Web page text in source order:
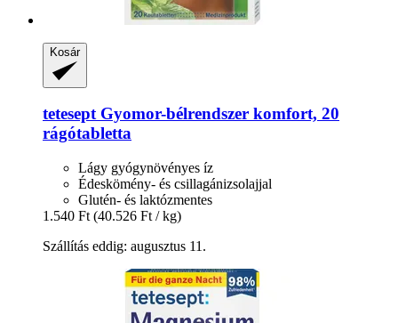
Kosár
teteseptGyomor-​bélrendszer komfort, 20
rágótabletta
Lágy gyógynövényes íz
Édeskömény- és csillagánizsolajjal
Glutén- és laktózmentes
1.540 Ft (40.526 Ft / kg)
Szállítás eddig: augusztus 11.